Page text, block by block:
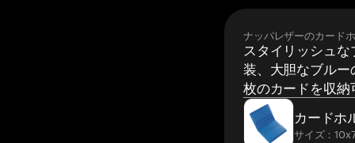
ナッパレザーのカード
スタイリッシュ
装、大胆なブルー
枚のカードを収納
カードホ
サイズ：